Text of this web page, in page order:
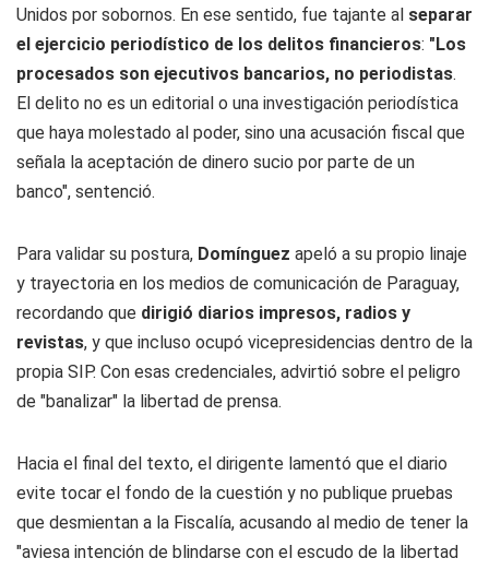
Unidos por sobornos. En ese sentido, fue tajante al separar
el ejercicio periodístico de los delitos financieros: "Los
procesados son ejecutivos bancarios, no periodistas.
El delito no es un editorial o una investigación periodística
que haya molestado al poder, sino una acusación fiscal que
señala la aceptación de dinero sucio por parte de un
banco", sentenció.
Para validar su postura, Domínguez apeló a su propio linaje
y trayectoria en los medios de comunicación de Paraguay,
recordando que dirigió diarios impresos, radios y
revistas, y que incluso ocupó vicepresidencias dentro de la
propia SIP. Con esas credenciales, advirtió sobre el peligro
de "banalizar" la libertad de prensa.
Hacia el final del texto, el dirigente lamentó que el diario
evite tocar el fondo de la cuestión y no publique pruebas
que desmientan a la Fiscalía, acusando al medio de tener la
"aviesa intención de blindarse con el escudo de la libertad